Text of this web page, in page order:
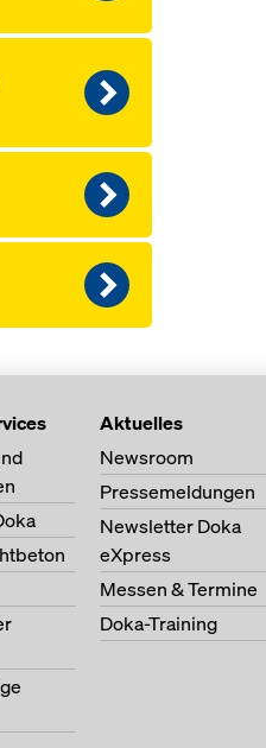
Aktuelles
Newsroom
Pressemeldungen
Newsletter Doka
eXpress
Messen & Termine
Doka-Training